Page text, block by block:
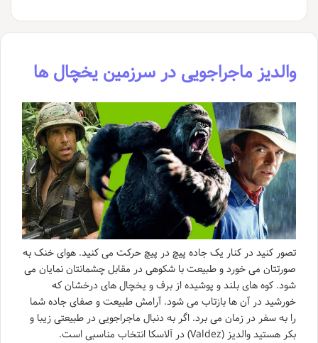
والدیز ماجراجویی در سرزمین یخچال ها
تصور کنید در کنار یک جاده پیچ در پیچ حرکت می کنید. هوای خنک به
صورتتان می خورد و طبیعت با شکوهی در مقابل چشمانتان نمایان می
شود. کوه های بلند و پوشیده از برف و یخچال های درخشان که
خورشید در آن ها بازتاب می شود. آرامش طبیعت و صفای جاده شما
را به سفر در زمان می برد. اگر به دنبال ماجراجویی در طبیعتی زیبا و
بکر هستید والدیز (Valdez) در آلاسکا انتخاب مناسبی است.